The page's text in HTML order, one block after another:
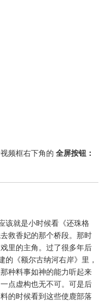
频框右下角的 全屏按钮：
该就是小时候看《还珠格
救香妃的那个桥段。那时
里的主角。过了很多年后
的《额尔古纳河右岸》里，
种料事如神的能力听起来
点虚构也无不可。可是后
的时候看到这些使鹿部落